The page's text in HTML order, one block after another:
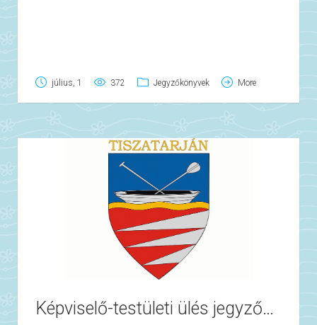
július, 1 372 Jegyzőkönyvek More
Képviselő-testületi ülés jegyzőkönyve 2023.08.31